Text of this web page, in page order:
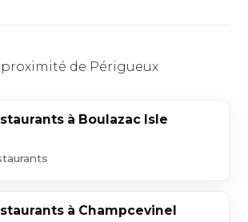
proximité de Périgueux
à Boulazac Isle
à Champcevinel